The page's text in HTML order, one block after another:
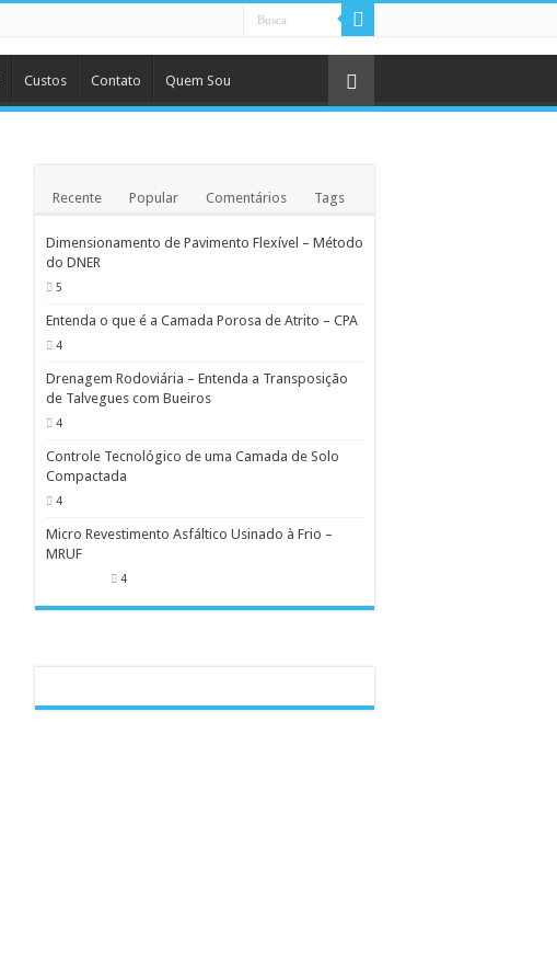
Custos Contato Quem Sou
Recente Popular Comentários Tags
Dimensionamento de Pavimento Flexível – Método
do DNER
5
Entenda o que é a Camada Porosa de Atrito – CPA
4
Drenagem Rodoviária – Entenda a Transposição
de Talvegues com Bueiros
4
Controle Tecnológico de uma Camada de Solo
Compactada
4
Micro Revestimento Asfáltico Usinado à Frio –
MRUF
4